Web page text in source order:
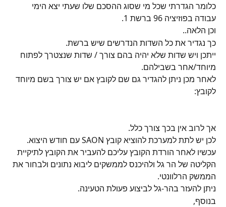
כלומר הגדרתי שכל מי שסוג ההסכם שלו שעתי יצא הימי
עבודה בפוזיציה 96 ברשת 1.
וכן הלאה..
כך נגדיר את כל השדות הנדרשים שיש ברשת.
ייתכן ויש שדות שלא יהיה בהם צורך / שדות שנצטרך לפתוח
מיוחד/אחר בשבילהם.
לאחר מכן ניתן להגדיר גם שם לקובץ אם יש צורך בשם מיוחד
לקובץ:
אך לרוב אין בכך צורך כלל.
לכן יש לתת למערכת להוציא קובץ SAON עם חודש היצוא.
עכשיו לאחר הורדת הקובץ עליכם להעביר את הקובץ לתיקיית
הקליטה של הר גל ולהיכנס לממשקים ליבוא נתונים ולבחור את
הממשק הרלוונטי.
ניתן להעזר בהר-גל לביצוע פעולת הטעינה.
בנוסף,